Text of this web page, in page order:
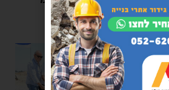
מנחם דויטש |
22:32